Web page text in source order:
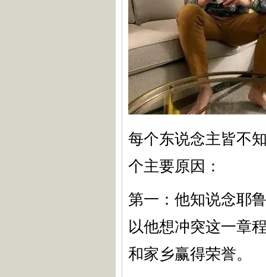
每个东说念主皆不
个主要原因：
第一：他知说念耶
以他想冲突这一章
和家乡赢得荣誉。